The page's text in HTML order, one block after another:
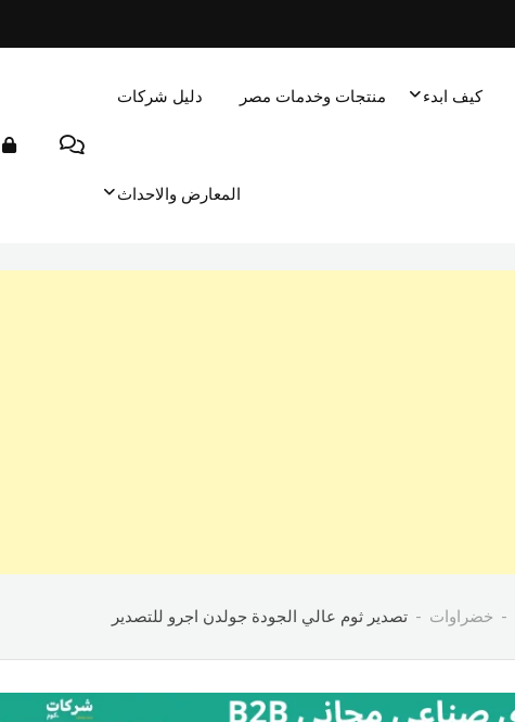
كيف ابدء منتجات وخدمات مصر دليل شركات
المعارض والاحداث
خضراوات تصدير ثوم عالي الجودة جولدن اجرو للتصدير